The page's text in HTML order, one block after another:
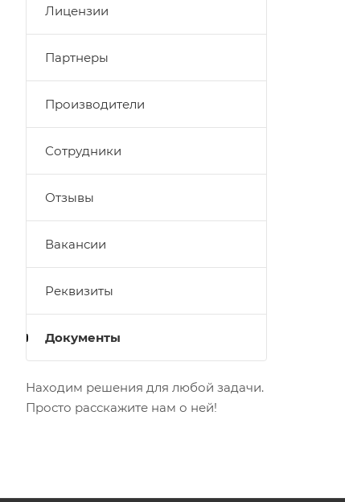
Лицензии
Партнеры
Производители
Сотрудники
Отзывы
Вакансии
Реквизиты
Документы
Находим решения для любой задачи.
Просто расскажите нам о ней!